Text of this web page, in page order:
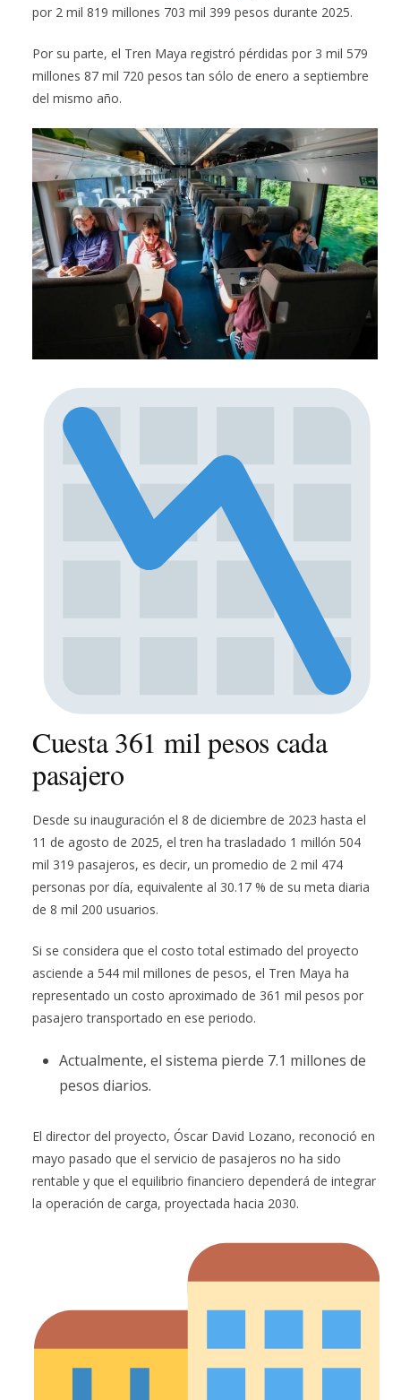
por 2 mil 819 millones 703 mil 399 pesos durante 2025.
Por su parte, el Tren Maya registró pérdidas por 3 mil 579
millones 87 mil 720 pesos tan sólo de enero a septiembre
del mismo año.
Cuesta 361 mil pesos cada
pasajero
Desde su inauguración el 8 de diciembre de 2023 hasta el
11 de agosto de 2025, el tren ha trasladado 1 millón 504
mil 319 pasajeros, es decir, un promedio de 2 mil 474
personas por día, equivalente al 30.17 % de su meta diaria
de 8 mil 200 usuarios.
Si se considera que el costo total estimado del proyecto
asciende a 544 mil millones de pesos, el Tren Maya ha
representado un costo aproximado de 361 mil pesos por
pasajero transportado en ese periodo.
Actualmente, el sistema pierde 7.1 millones de
pesos diarios.
El director del proyecto, Óscar David Lozano, reconoció en
mayo pasado que el servicio de pasajeros no ha sido
rentable y que el equilibrio financiero dependerá de integrar
la operación de carga, proyectada hacia 2030.